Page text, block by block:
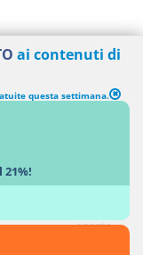
In vigore
agosto
ai contenuti di
questa settimana.